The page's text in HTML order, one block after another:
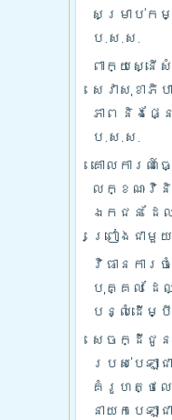
សម្រាប់ក
ប.ស.ស.
ពាក្យស្ន
សេវាសុខា
ភាព និងផ្
ប.ស.ស.
គោលការណ៍
លក្ខណៈវិ
ឯកជន ដែ
ព្រៀងជាមួ
វិធានកា
បុគ្គល ដែ
បន្លំដើម្
សេចក្ដីជូ
របស់បេឡ
គំរូហត្ថល
នាយកបេ